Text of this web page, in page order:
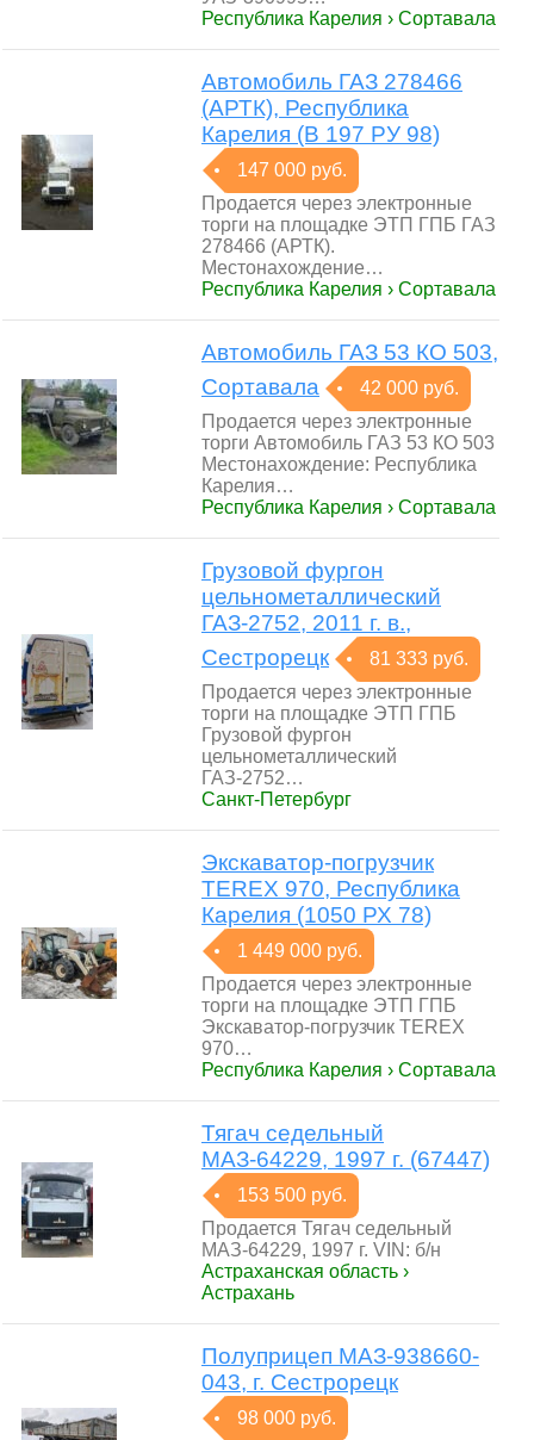
Республика Карелия › Сортавала
Автомобиль ГАЗ 278466
(АРТК), Республика
Карелия (В 197 РУ 98)
147 000 руб.
Продается через электронные
торги на площадке ЭТП ГПБ ГАЗ
278466 (АРТК).
Местонахождение…
Республика Карелия › Сортавала
Автомобиль ГАЗ 53 КО 503,
Сортавала
42 000 руб.
Продается через электронные
торги Автомобиль ГАЗ 53 КО 503
Местонахождение: Республика
Карелия…
Республика Карелия › Сортавала
Грузовой фургон
цельнометаллический
ГАЗ-2752, 2011 г. в.,
Сестрорецк
81 333 руб.
Продается через электронные
торги на площадке ЭТП ГПБ
Грузовой фургон
цельнометаллический
ГАЗ-2752…
Санкт-Петербург
Экскаватор-погрузчик
TEREX 970, Республика
Карелия (1050 РХ 78)
1 449 000 руб.
Продается через электронные
торги на площадке ЭТП ГПБ
Экскаватор-погрузчик TEREX
970…
Республика Карелия › Сортавала
Тягач седельный
МАЗ-64229, 1997 г. (67447)
153 500 руб.
Продается Тягач седельный
МАЗ-64229, 1997 г. VIN: б/н
Астраханская область ›
Астрахань
Полуприцеп МАЗ-938660-
043, г. Сестрорецк
98 000 руб.